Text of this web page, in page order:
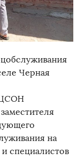
Черная
на
специалистов